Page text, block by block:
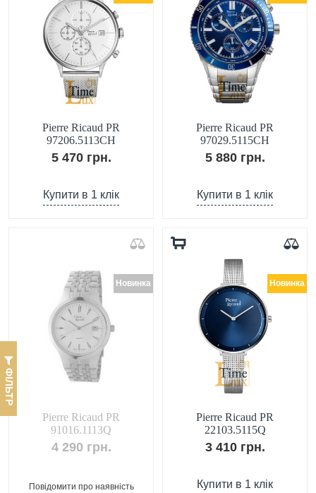
ФІЛЬТР
Pierre Ricaud PR
97206.5113CH
5 470 грн.
Купити в 1 клік
Pierre Ricaud PR
97029.5115CH
5 880 грн.
Купити в 1 клік
Новинка
Pierre Ricaud PR
91016.1113Q
4 290 грн.
Повідомити про наявність
Новинка
Pierre Ricaud PR
22103.5115Q
3 410 грн.
Купити в 1 клік